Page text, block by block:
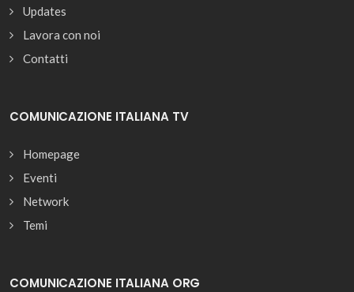
Updates
Lavora con noi
Contatti
COMUNICAZIONE ITALIANA TV
Homepage
Eventi
Network
Temi
COMUNICAZIONE ITALIANA ORG